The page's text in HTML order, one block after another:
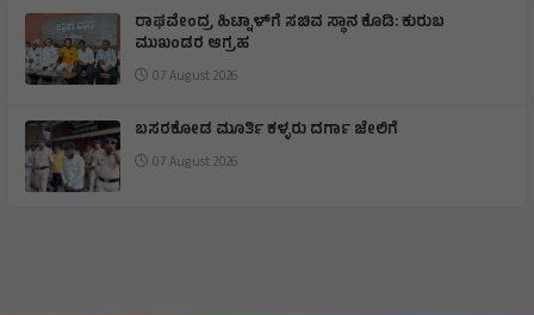
ರಾಘವೇಂದ್ರ ಹಿಟ್ನಾಳ್‌ಗೆ ಸಚಿವ ಸ್ಥಾನ ಕೊಡಿ: ಕುರುಬ
ಮುಖಂಡರ ಆಗ್ರಹ
07 August 2026
ಬಸರಕೋಡ ಮೂರ್ತಿ ಕಳ್ಳರು ದರ್ಗಾ ಜೇಲಿಗೆ
07 August 2026